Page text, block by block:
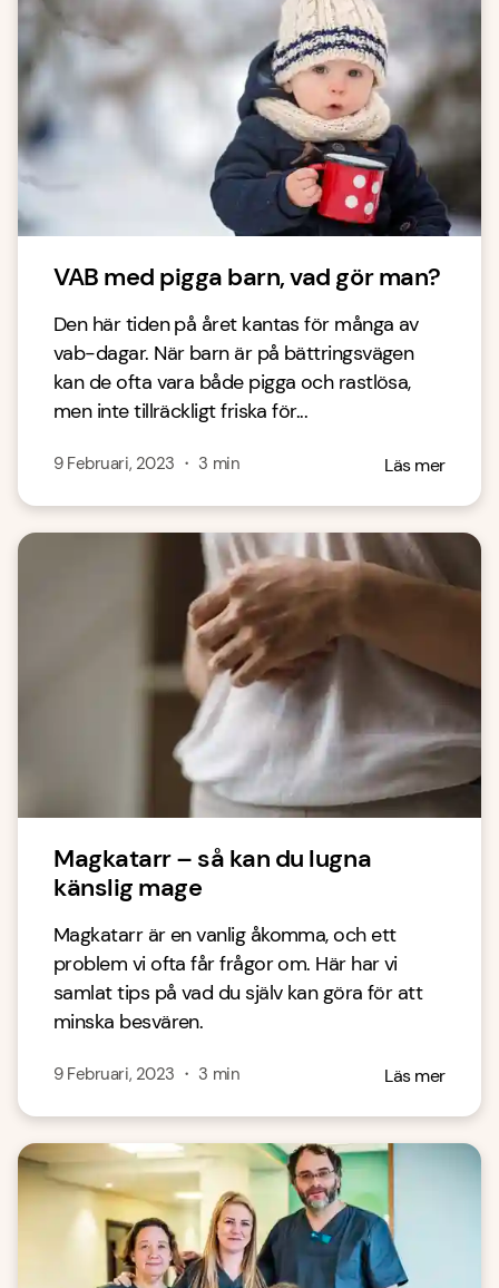
VAB med pigga barn, vad gör man?
Den här tiden på året kantas för många av
vab-dagar. När barn är på bättringsvägen
kan de ofta vara både pigga och rastlösa,
men inte tillräckligt friska för...
9 Februari, 2023 ・ 3 min Läs mer
Magkatarr – så kan du lugna
känslig mage
Magkatarr är en vanlig åkomma, och ett
problem vi ofta får frågor om. Här har vi
samlat tips på vad du själv kan göra för att
minska besvären.
9 Februari, 2023 ・ 3 min Läs mer